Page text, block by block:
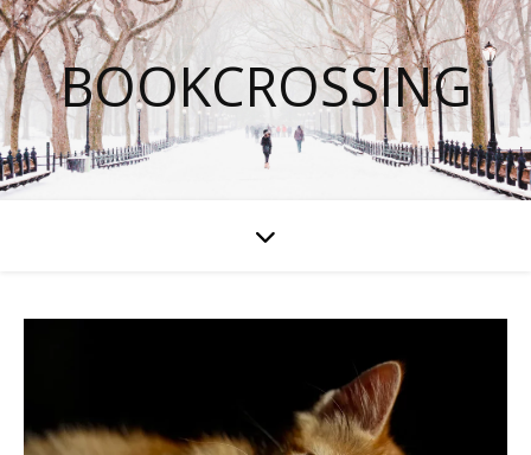
BOOKCROSSING